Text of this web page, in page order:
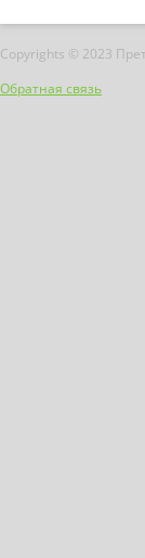
Copyrights © 2023
Обратная связь